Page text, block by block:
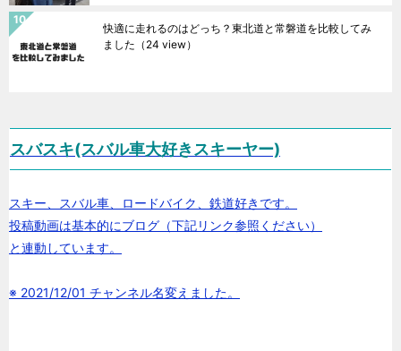
快適に走れるのはどっち？東北道と常磐道を比較してみ
ました （24 view）
スバスキ(スバル車大好きスキーヤー)
スキー、スバル車、ロードバイク、鉄道好きです。
投稿動画は基本的にブログ（下記リンク参照ください）
と連動しています。
※ 2021/12/01 チャンネル名変えました。